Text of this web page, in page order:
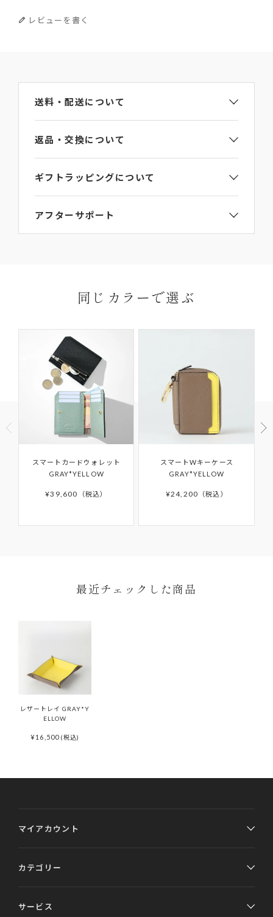
サイズ
重さ
65g
原産国
LA901GT
レビューを書く
送料・配送について
予めご了承ください。発送完了メール後、5日以上たっても
せください。
ONDA COLLECTIONバッグのみ一時的に佐川急便より配
送させていただきます。
返品・交換について
ざいますので、予めご了承ください。
【返品・交換の対象にならない商品】
商品到着以後8日以上経過している
ご使用済の商品
セール・福袋・アウトレット商品
商品パッケージ（ケース・袋）下げ札（商品タ
グ・値札）・付属品・保証書のいずれかを紛失し
お客様の手元で傷・破損・汚損、香水・たばこ等
ギフトラッピングについて
ラッピング】をご選択ください。
詳細はラッピングガイドからご覧いただけます。
は、ご購入ページの備考欄に「納品書を希望しな
アフターサポート
し、以下の場合は無償修理の対象外となります。
ご使用により生じる摩擦、傷、褪色、水濡れ、汚れ
及び通常想定している容量を超える収納により生じた不具
合や故障
他社での修理履歴があるもの
製品購入時に付属されている「GUARANTEE
CARD（ギャランティカード）」を必ず保管くださ
いますようお願いいたします。
の修理や、その他詳細につきましては「AFTER
同じカラーで選ぶ
スマートカードウォレット
GRAY*YELLOW
¥39,600 税込
スマートWキーケース
GRAY*YELLOW
¥24,200 税込
最近チェックした商品
レザートレイ GRAY*Y
ELLOW
¥16,500 (税込)
マイアカウント
カテゴリー
サービス